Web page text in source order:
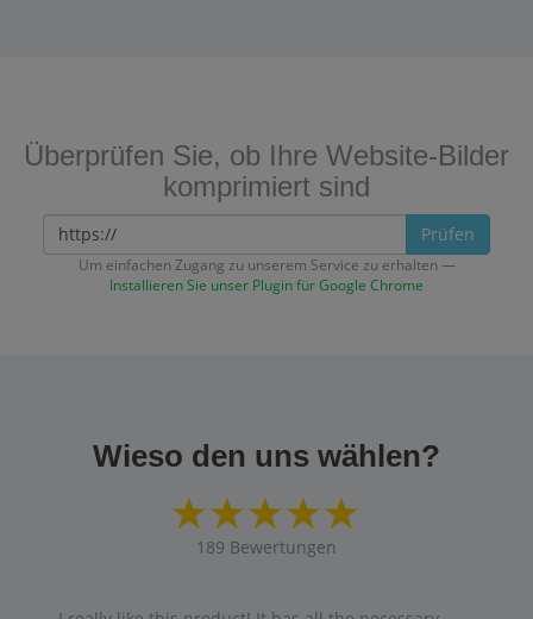
Überprüfen Sie, ob Ihre Website-Bilder
komprimiert sind
Prüfen
Um einfachen Zugang zu unserem Service zu erhalten —
Installieren Sie unser Plugin für Google Chrome
Wieso den uns wählen?
189 Bewertungen